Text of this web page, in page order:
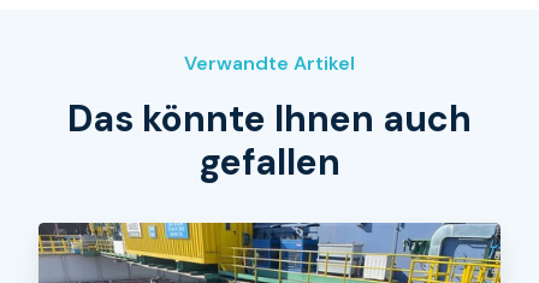
Verwandte Artikel
Das könnte Ihnen auch
gefallen
Im
Brammenlager